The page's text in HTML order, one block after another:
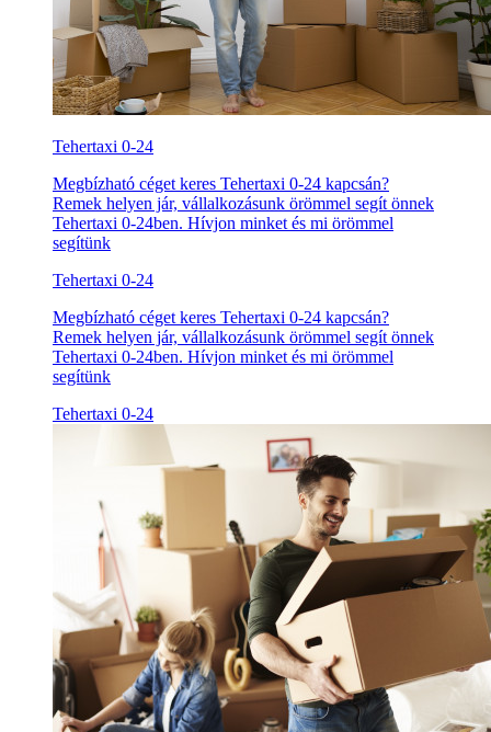
Tehertaxi 0-24
Megbízható céget keres Tehertaxi 0-24 kapcsán?
Remek helyen jár, vállalkozásunk örömmel segít önnek
Tehertaxi 0-24ben. Hívjon minket és mi örömmel
segítünk
Tehertaxi 0-24
Megbízható céget keres Tehertaxi 0-24 kapcsán?
Remek helyen jár, vállalkozásunk örömmel segít önnek
Tehertaxi 0-24ben. Hívjon minket és mi örömmel
segítünk
Tehertaxi 0-24